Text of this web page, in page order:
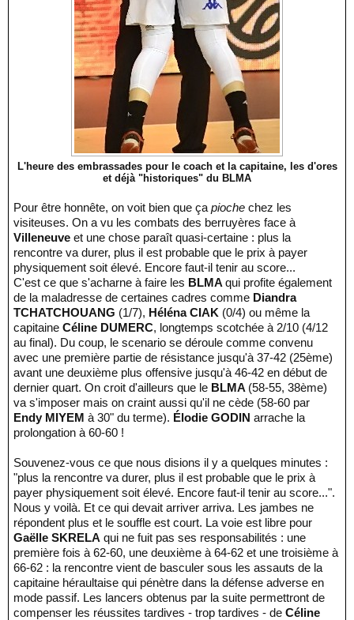
L'heure des embrassades pour le coach et la capitaine, les d'ores
et déjà "historiques" du BLMA
Pour être honnête, on voit bien que ça pioche chez les
visiteuses. On a vu les combats des berruyères face à
Villeneuve et une chose paraît quasi-certaine : plus la
rencontre va durer, plus il est probable que le prix à payer
physiquement soit élevé. Encore faut-il tenir au score...
C'est ce que s'acharne à faire les BLMA qui profite également
de la maladresse de certaines cadres comme Diandra
TCHATCHOUANG (1/7), Héléna CIAK (0/4) ou même la
capitaine Céline DUMERC, longtemps scotchée à 2/10 (4/12
au final). Du coup, le scenario se déroule comme convenu
avec une première partie de résistance jusqu'à 37-42 (25ème)
avant une deuxième plus offensive jusqu'à 46-42 en début de
dernier quart. On croit d'ailleurs que le BLMA (58-55, 38ème)
va s'imposer mais on craint aussi qu'il ne cède (58-60 par
Endy MIYEM à 30" du terme). Élodie GODIN arrache la
prolongation à 60-60 !
Souvenez-vous ce que nous disions il y a quelques minutes :
"plus la rencontre va durer, plus il est probable que le prix à
payer physiquement soit élevé. Encore faut-il tenir au score...".
Nous y voilà. Et ce qui devait arriver arriva. Les jambes ne
répondent plus et le souffle est court. La voie est libre pour
Gaëlle SKRELA qui ne fuit pas ses responsabilités : une
première fois à 62-60, une deuxième à 64-62 et une troisième à
66-62 : la rencontre vient de basculer sous les assauts de la
capitaine héraultaise qui pénètre dans la défense adverse en
mode passif. Les lancers obtenus par la suite permettront de
compenser les réussites tardives - trop tardives - de Céline